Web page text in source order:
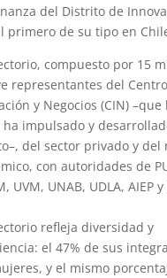
del Distrito de
primero de su tipo en
compuesto por 15
representantes del
y Negocios (CIN) –que
ha impulsado y
del sector privado y del
con autoridades de
UVM, UNAB, UDLA, AIEP y
refleja diversidad y
el 47% de sus
y el mismo